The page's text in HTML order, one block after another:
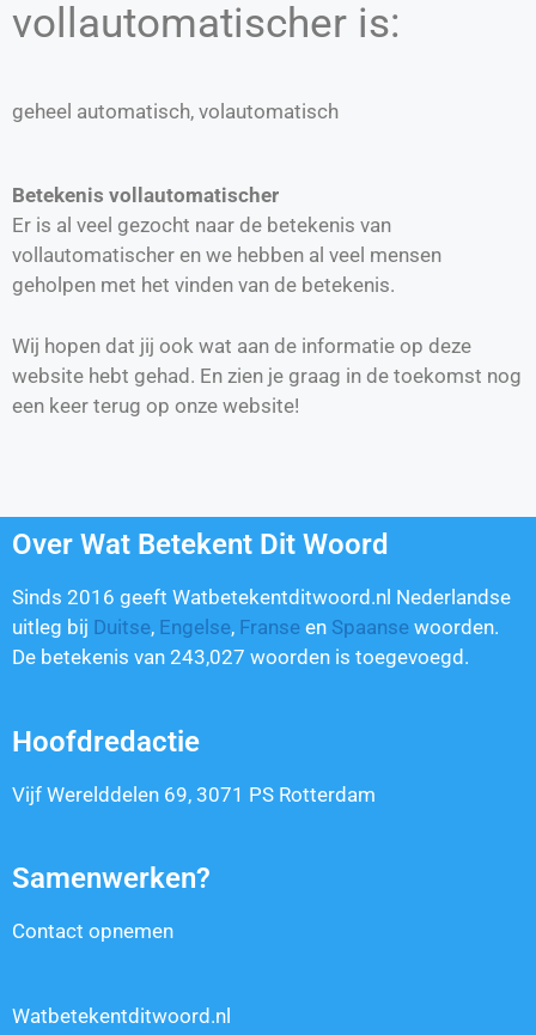
vollautomatischer is:
geheel automatisch, volautomatisch
Betekenis vollautomatischer
Er is al veel gezocht naar de betekenis van
vollautomatischer en we hebben al veel mensen
geholpen met het vinden van de betekenis.
Wij hopen dat jij ook wat aan de informatie op deze
website hebt gehad. En zien je graag in de toekomst nog
een keer terug op onze website!
Over Wat Betekent Dit Woord
Sinds 2016 geeft Watbetekentditwoord.nl Nederlandse
uitleg bij Duitse, Engelse, Franse en Spaanse woorden.
De betekenis van 243,027 woorden is toegevoegd.
Hoofdredactie
Vijf Werelddelen 69, 3071 PS Rotterdam
Samenwerken?
Contact opnemen
Watbetekentditwoord.nl